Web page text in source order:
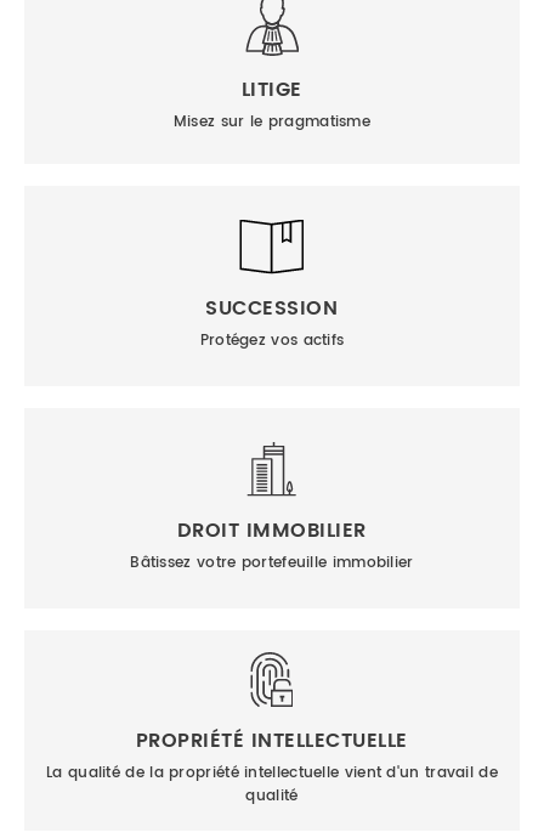
LITIGE
Misez sur le pragmatisme
SUCCESSION
Protégez vos actifs
DROIT IMMOBILIER
Bâtissez votre portefeuille immobilier
PROPRIÉTÉ INTELLECTUELLE
La qualité de la propriété intellectuelle vient d'un travail de
qualité